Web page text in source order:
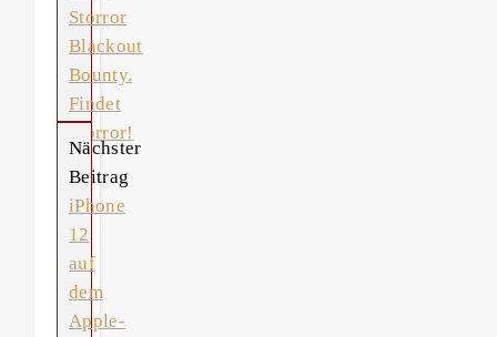
Storror
Blackout
Bounty.
Findet
Storror!
Nächster
Beitrag
iPhone
12
auf
dem
Apple-